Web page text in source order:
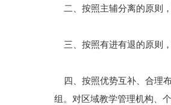
二、按照主辅分离的原则
三、按照有进有退的原则
四、按照优势互补、合理
组。对区域教学管理机构、